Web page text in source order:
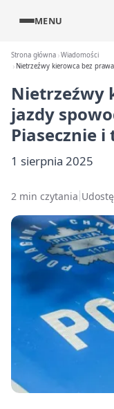
MENU
Strona główna Wiadomości
Nietrzeźwy kierowca bez
Nietrzeźwy
jazdy
Piasecznie
1 sierpnia 2025
2 min czytania